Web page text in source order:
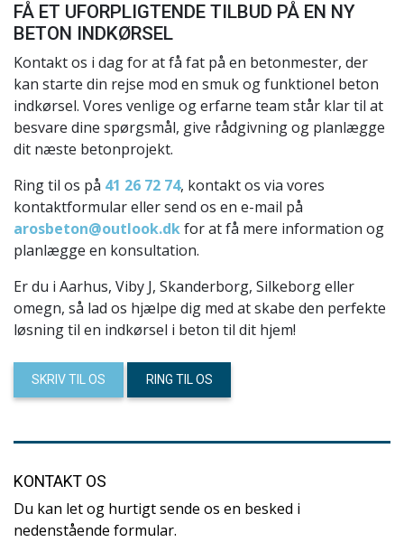
FÅ ET UFORPLIGTENDE TILBUD PÅ EN NY
BETON INDKØRSEL
Kontakt os i dag for at få fat på en betonmester, der
kan starte din rejse mod en smuk og funktionel beton
indkørsel. Vores venlige og erfarne team står klar til at
besvare dine spørgsmål, give rådgivning og planlægge
dit næste betonprojekt.
Ring til os på 41 26 72 74, kontakt os via vores
kontaktformular eller send os en e-mail på
arosbeton@outlook.dkfor at få mere information og
planlægge en konsultation.
Er du i Aarhus, Viby J, Skanderborg, Silkeborg eller
omegn, så lad os hjælpe dig med at skabe den perfekte
løsning til en indkørsel i beton til dit hjem!
SKRIV TIL OS RING TIL OS
KONTAKT OS
Du kan let og hurtigt sende os en besked i
nedenstående formular.